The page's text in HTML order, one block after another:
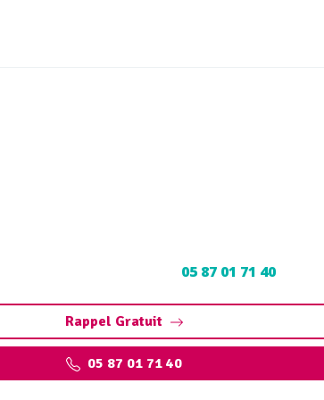
05 87 01 71 40
Rappel Gratuit
05 87 01 71 40